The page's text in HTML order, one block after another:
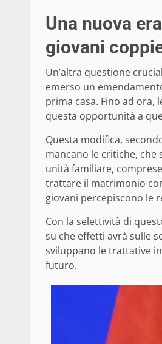
Una nuova
giovani
Un’altra questione
emerso un
prima casa. Fino ad ora,
questa opportunità a
Questa modifica,
mancano le critiche,
unità familiare,
trattare il matrimonio
giovani percepiscono le
Con la selettività di
su che effetti avrà sulle
sviluppano le trattative
futuro.